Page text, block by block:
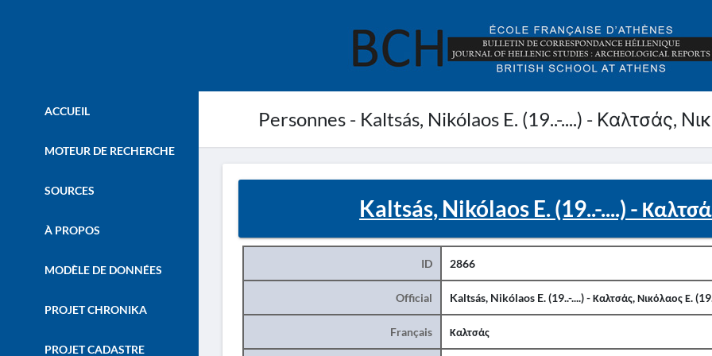
Personnes - Kaltsás, Nikólaos E. (19..-....) - Καλτσάς,
ACCUEIL
MOTEUR DE RECHERCHE
SOURCES
À PROPOS
MODÈLE DE DONNÉES
PROJET CHRONIKA
PROJET CADASTRE
Kaltsás, Nikólaos E. (19..-....) -
ID 2866
Official Kaltsás, Nikólaos E. (19..-....) - Καλτσάς, Νικόλαος Ε.
Français Καλτσάς